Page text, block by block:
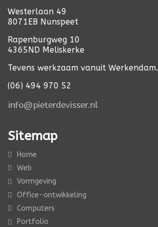
Westerlaan 49
8071EB Nunspeet
Rapenburgweg 10
4365ND Meliskerke
Tevens werkzaam vanuit Werkendam.
(06) 494 970 52
Sitemap
Home
Web
Vormgeving
Office-ontwikkeling
Computers
Portfolio